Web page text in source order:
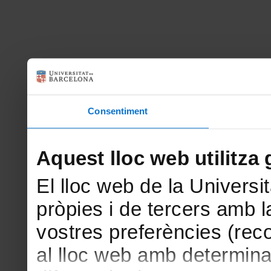
Consentiment
Aquest lloc web utilitza
El lloc web de la
pròpies i de tercers amb
vostres preferències
al lloc web amb